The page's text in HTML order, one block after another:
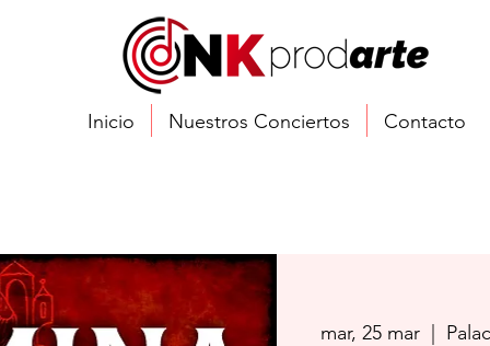
Inicio Nuestros Conciertos Contacto
mar, 25 mar